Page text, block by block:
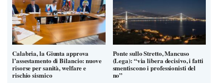
Calabria, la Giunta approva
l’assestamento di Bilancio: nuove
risorse per sanità, welfare e
rischio sismico
Ponte sullo Stretto, Mancuso
(Lega): “via libera decisivo, i fatti
smentiscono i professionisti del
no”